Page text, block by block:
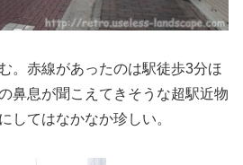
。赤線があったのは駅徒歩3分ほ
鼻息が聞こえてきそうな超駅近物
してはなかなか珍しい。